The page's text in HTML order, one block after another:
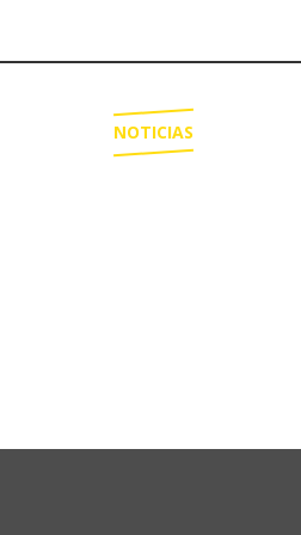
NOTICIAS